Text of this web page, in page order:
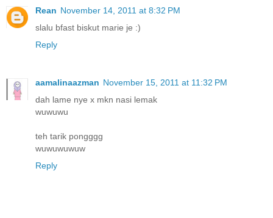
Rean November 14, 2011 at 8:32 PM
slalu bfast biskut marie je :)
Reply
aamalinaazman November 15, 2011 at 11:32 PM
dah lame nye x mkn nasi lemak
wuwuwu
teh tarik pongggg
wuwuwuwuw
Reply